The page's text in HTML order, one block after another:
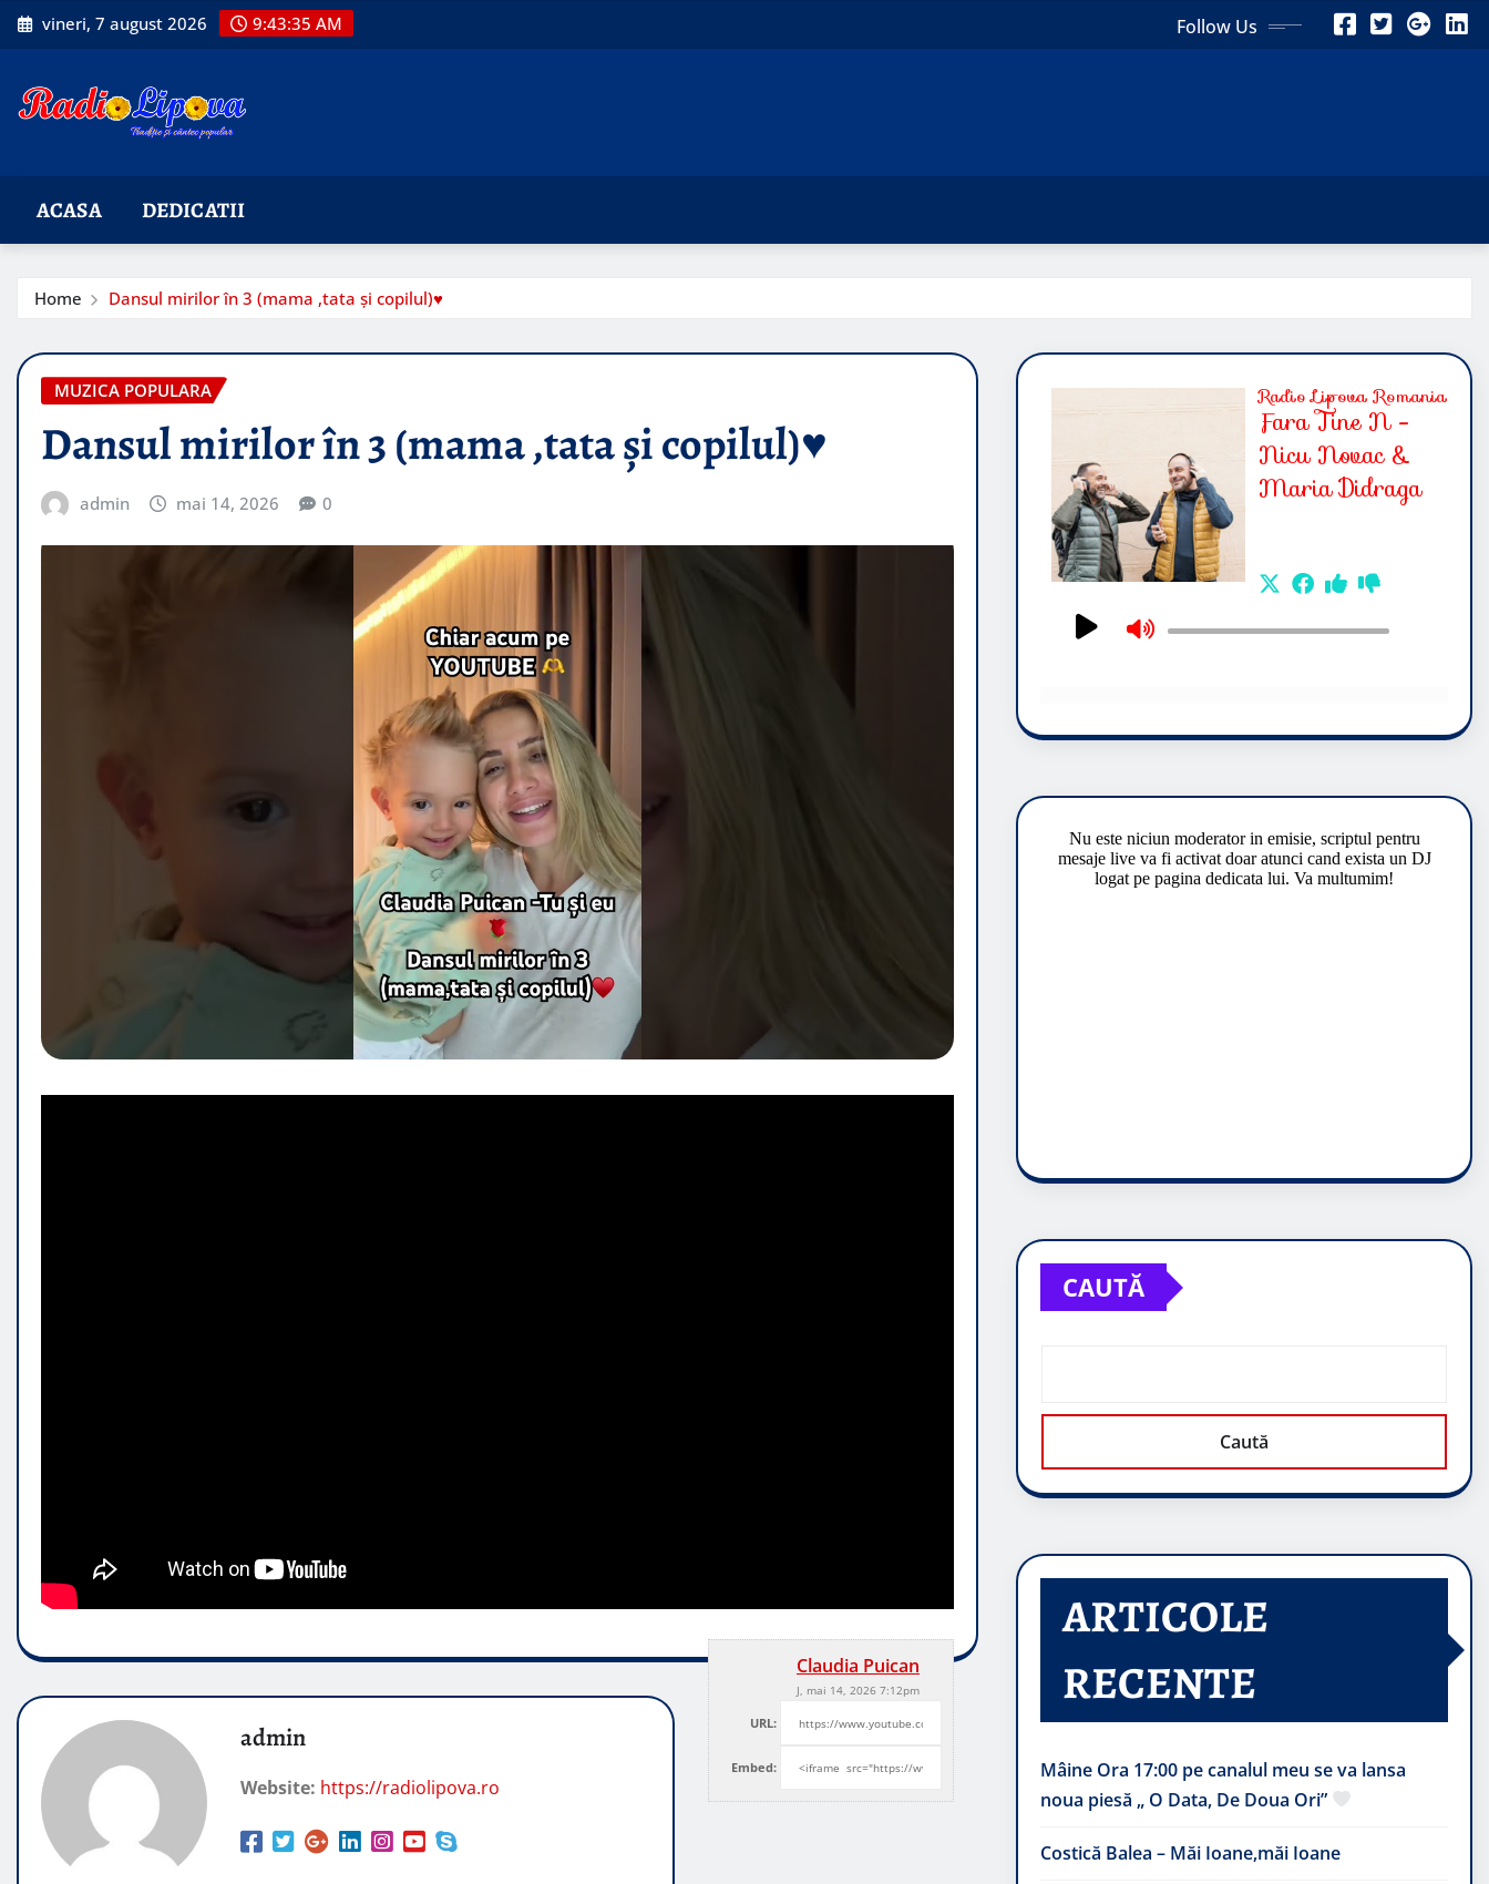
Skip
to
vineri, 7 august 2026 9:43:36 AM Follow Us
ACASA DEDICATII
Home Dansul mirilor în 3 (mama ,tata și copilul)♥️
MUZICA POPULARA
Dansul mirilor în 3 (mama ,tata și copilul)♥️
admin mai 14, 2026 0
Claudia Puican
J, mai 14, 2026 7:12pm
URL:
Embed:
admin
Website: https://radiolipova.ro
CAUTĂ
Caută
ARTICOLE
RECENTE
Mâine Ora 17:00 pe canalul meu se va lansa
noua piesă „ O Data, De Doua Ori”
Costică Balea – Măi Ioane,măi Ioane